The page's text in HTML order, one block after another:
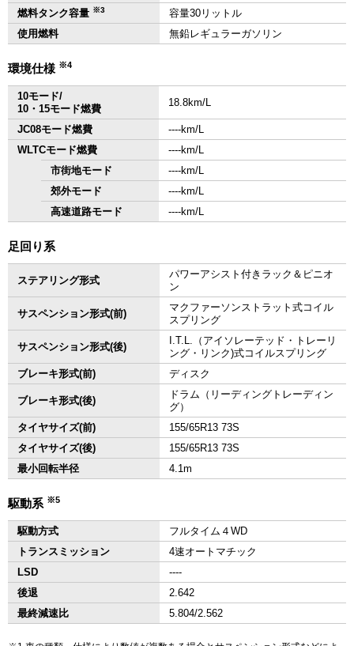
燃料タンク容量 ※3
容量30リットル
使用燃料
無鉛レギュラーガソリン
環境仕様 ※4
10モード/
10・15モード燃費
18.8km/L
JC08モード燃費
‐‐‐‐km/L
WLTCモード燃費
‐‐‐‐km/L
市街地モード
‐‐‐‐km/L
郊外モード
‐‐‐‐km/L
高速道路モード
‐‐‐‐km/L
足回り系
ステアリング形式
パワーアシスト付きラック＆ピニオ
ン
サスペンション形式(前)
マクファーソンストラット式コイル
スプリング
サスペンション形式(後)
I.T.L.（アイソレーテッド・トレーリ
ング・リンク)式コイルスプリング
ブレーキ形式(前)
ディスク
ブレーキ形式(後)
ドラム（リーディングトレーディン
グ）
タイヤサイズ(前)
155/65R13 73S
タイヤサイズ(後)
155/65R13 73S
最小回転半径
4.1m
駆動系 ※5
駆動方式
フルタイム４WD
トランスミッション
4速オートマチック
LSD
‐‐‐‐
後退
2.642
最終減速比
5.804/2.562